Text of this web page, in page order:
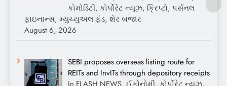
કોમોડિટી, કોર્પોરેટ ન્યૂઝ, ક્રિપ્ટો, પર્સનલ
ફાઇનાન્સ, મ્યુચ્યુઅલ ફંડ, શેર બજાર
August 6, 2026
SEBI proposes overseas listing route for
REITs and InvITs through depository receipts